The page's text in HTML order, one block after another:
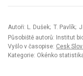
Autoři: L. Dušek; T. Pavlík;
Působiště autorů: Institut
Vyšlo v časopise: Cesk
Kategorie: Okénko